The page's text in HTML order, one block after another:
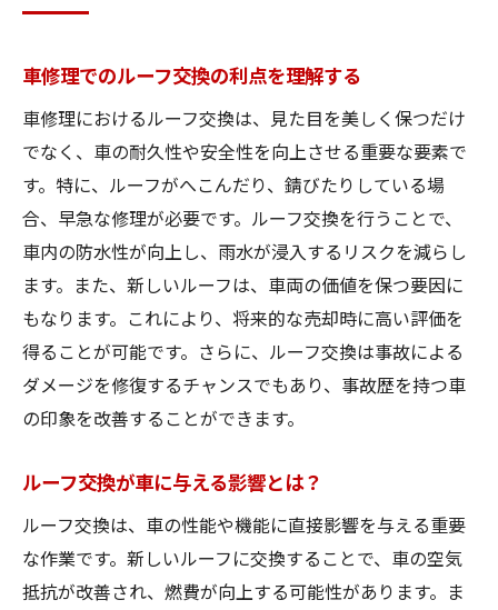
車修理でのルーフ交換の利点を理解する
車修理におけるルーフ交換は、見た目を美しく保つだけ
でなく、車の耐久性や安全性を向上させる重要な要素で
す。特に、ルーフがへこんだり、錆びたりしている場
合、早急な修理が必要です。ルーフ交換を行うことで、
車内の防水性が向上し、雨水が浸入するリスクを減らし
ます。また、新しいルーフは、車両の価値を保つ要因に
もなります。これにより、将来的な売却時に高い評価を
得ることが可能です。さらに、ルーフ交換は事故による
ダメージを修復するチャンスでもあり、事故歴を持つ車
の印象を改善することができます。
ルーフ交換が車に与える影響とは？
ルーフ交換は、車の性能や機能に直接影響を与える重要
な作業です。新しいルーフに交換することで、車の空気
抵抗が改善され、燃費が向上する可能性があります。ま